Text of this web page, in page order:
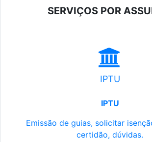
SERVIÇOS POR
IPTU
IPTU
Emissão de guias, solicitar
certidão, dúvidas.